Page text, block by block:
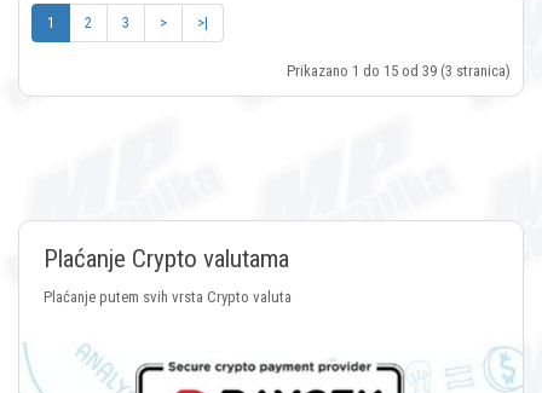
1 2 3 > >|
Prikazano 1 do 15 od 39 (3 stranica)
Plaćanje Crypto valutama
Plaćanje putem svih vrsta Crypto valuta